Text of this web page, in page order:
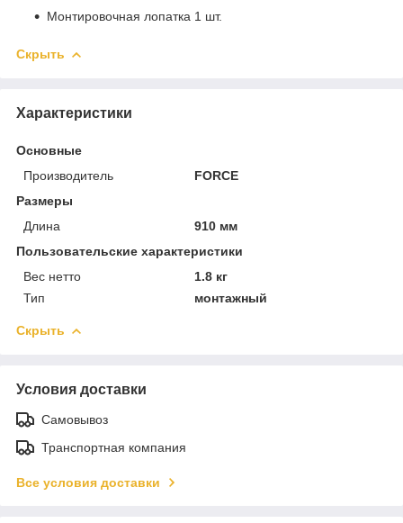
Монтировочная лопатка 1 шт.
Скрыть
Характеристики
Основные
Производитель
FORCE
Размеры
Длина
910 мм
Пользовательские характеристики
Вес нетто
1.8 кг
Тип
монтажный
Скрыть
Условия доставки
Самовывоз
Транспортная компания
Все условия доставки